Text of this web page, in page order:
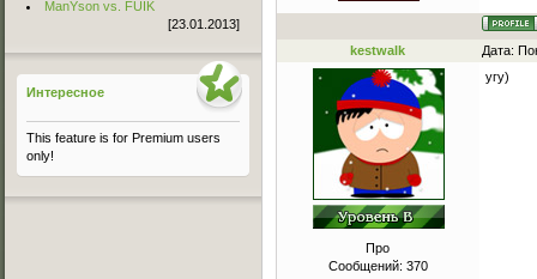
kestwalk Дата:
Про
Сообщений: 370
угу)
ManYson vs. FUIK
[23.01.2013]
Интересное
This feature is for Premium users
only!